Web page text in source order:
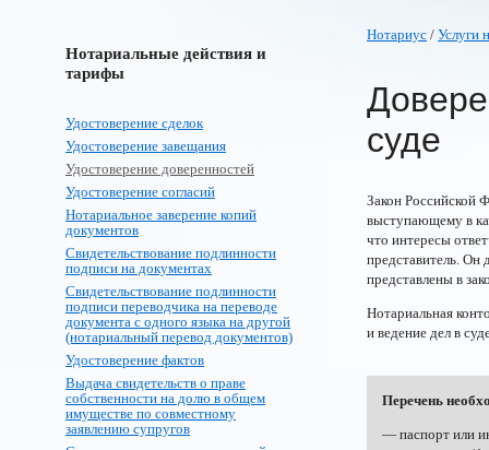
Нотариальные действия и
тарифы
Удостоверение сделок
Удостоверение завещания
Удостоверение доверенностей
Удостоверение согласий
Нотариальное заверение копий
документов
Свидетельствование подлинности
подписи на документах
Свидетельствование подлинности
подписи переводчика на переводе
документа с одного языка на другой
(нотариальный перевод документов)
Удостоверение фактов
Выдача свидетельств о праве
собственности на долю в общем
имуществе по совместному
заявлению супругов
Нотариус / Услуги
суде
Закон Российской
выступающему в
что интересы
представитель. Он
представлены в
Нотариальная
и ведение дел в
Перечень
— паспорт или